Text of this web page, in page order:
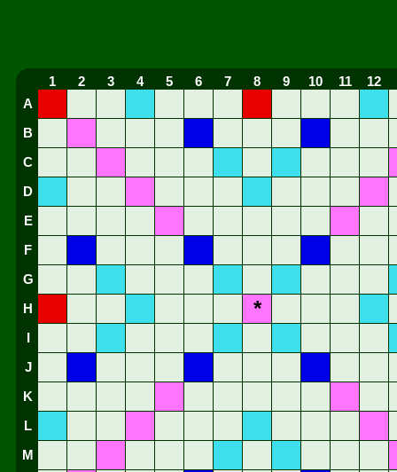
1 2 3 4 5 6 7 8 9 10 11 12
A
B
C
D
E
F
G
H *
I
J
K
L
M